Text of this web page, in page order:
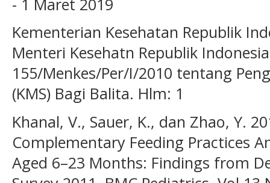
Kementerian Kesehatan Republik
Menteri Kesehatn Republik
155/Menkes/Per/I/2010 tentang
(KMS) Bagi Balita. Hlm: 1
Khanal, V., Sauer, K., dan Zhao, Y.
Complementary Feeding Practices
Aged 6–23 Months: Findings from